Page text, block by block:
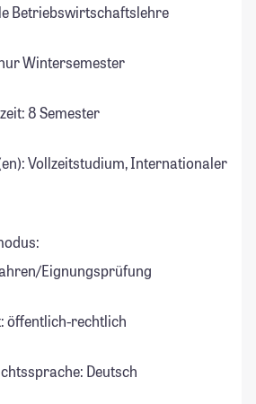
Betriebswirtschaftslehre
Wintersemester
8 Semester
Vollzeitstudium, Internationaler
Eignungsprüfung
öffentlich-rechtlich
Deutsch